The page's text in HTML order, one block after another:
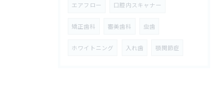
エアフロー 口腔内スキャナー
矯正歯科 審美歯科 虫歯
ホワイトニング 入れ歯 顎関節症